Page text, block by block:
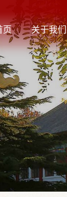
页 关于我们